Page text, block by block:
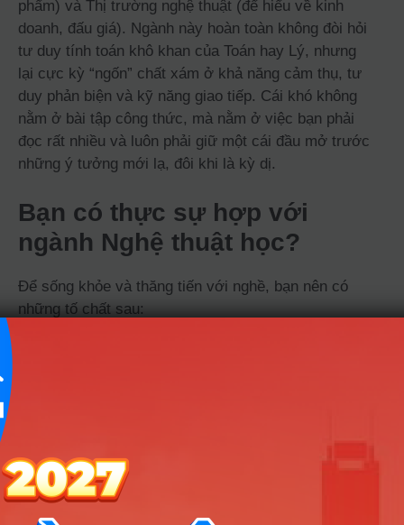
phẩm) và Thị trường nghệ thuật (để hiểu về kinh
doanh, đấu giá). Ngành này hoàn toàn không đòi hỏi
tư duy tính toán khô khan của Toán hay Lý, nhưng
lại cực kỳ “ngốn” chất xám ở khả năng cảm thụ, tư
duy phản biện và kỹ năng giao tiếp. Cái khó không
nằm ở bài tập công thức, mà nằm ở việc bạn phải
đọc rất nhiều và luôn phải giữ một cái đầu mở trước
những ý tưởng mới lạ, đôi khi là kỳ dị.
Bạn có thực sự hợp với
ngành Nghệ thuật học?
Để sống khỏe và thăng tiến với nghề, bạn nên có
những tố chất sau:
Vì công việc
của bạn là kết nối, bạn cần chuyển hóa
những ý tưởng trừu tượng của nghệ sĩ thành